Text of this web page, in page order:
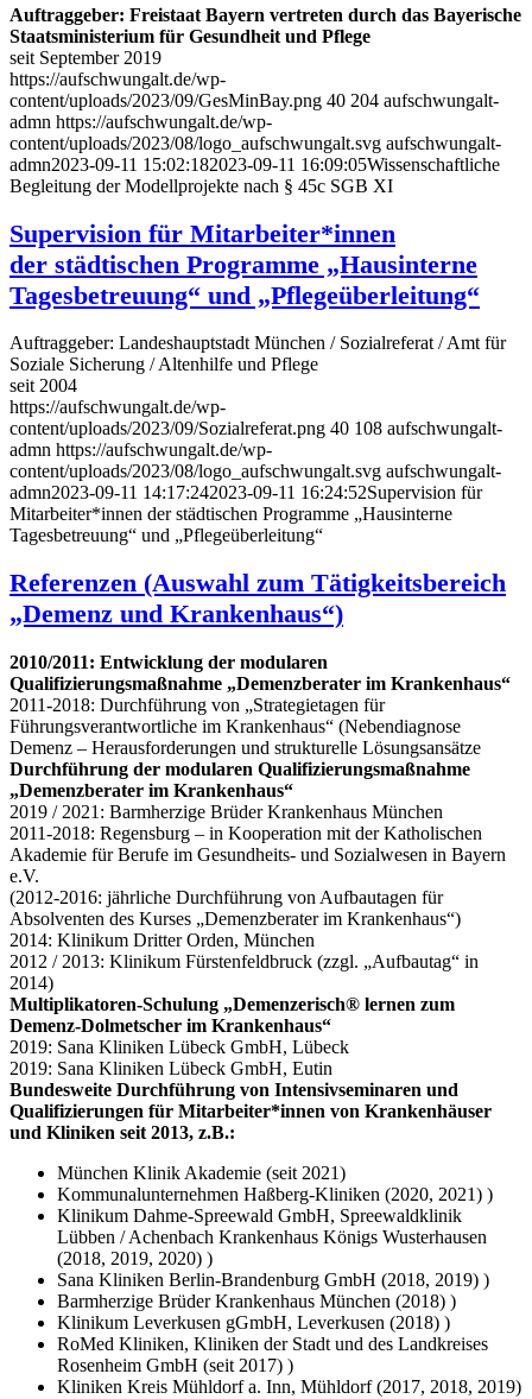
Auftraggeber: Freistaat Bayern vertreten durch das Bayerische
Staatsministerium für Gesundheit und Pflege
seit September 2019
https://aufschwungalt.de/wp-
content/uploads/2023/09/GesMinBay.png 40 204 aufschwungalt-
admn https://aufschwungalt.de/wp-
content/uploads/2023/08/logo_aufschwungalt.svg aufschwungalt-
admn2023-09-11 15:02:182023-09-11 16:09:05Wissenschaftliche
Begleitung der Modellprojekte nach § 45c SGB XI
Supervision für Mitarbeiter*innen
der städtischen Programme „Hausinterne
Tagesbetreuung“ und „Pflegeüberleitung“
Auftraggeber: Landeshauptstadt München / Sozialreferat / Amt für
Soziale Sicherung / Altenhilfe und Pflege
seit 2004
https://aufschwungalt.de/wp-
content/uploads/2023/09/Sozialreferat.png 40 108 aufschwungalt-
admn https://aufschwungalt.de/wp-
content/uploads/2023/08/logo_aufschwungalt.svg aufschwungalt-
admn2023-09-11 14:17:242023-09-11 16:24:52Supervision für
Mitarbeiter*innen der städtischen Programme „Hausinterne
Tagesbetreuung“ und „Pflegeüberleitung“
Referenzen (Auswahl zum Tätigkeitsbereich
„Demenz und Krankenhaus“)
2010/2011: Entwicklung der modularen
Qualifizierungsmaßnahme „Demenzberater im Krankenhaus“
2011-2018: Durchführung von „Strategietagen für
Führungsverantwortliche im Krankenhaus“ (Nebendiagnose
Demenz – Herausforderungen und strukturelle Lösungsansätze
Durchführung der modularen Qualifizierungsmaßnahme
„Demenzberater im Krankenhaus“
2019 / 2021: Barmherzige Brüder Krankenhaus München
2011-2018: Regensburg – in Kooperation mit der Katholischen
Akademie für Berufe im Gesundheits- und Sozialwesen in Bayern
e.V.
(2012-2016: jährliche Durchführung von Aufbautagen für
Absolventen des Kurses „Demenzberater im Krankenhaus“)
2014: Klinikum Dritter Orden, München
2012 / 2013: Klinikum Fürstenfeldbruck (zzgl. „Aufbautag“ in
2014)
Multiplikatoren-Schulung „Demenzerisch® lernen zum
Demenz-Dolmetscher im Krankenhaus“
2019: Sana Kliniken Lübeck GmbH, Lübeck
2019: Sana Kliniken Lübeck GmbH, Eutin
Bundesweite Durchführung von Intensivseminaren und
Qualifizierungen für Mitarbeiter*innen von Krankenhäuser
und Kliniken seit 2013, z.B.:
München Klinik Akademie (seit 2021)
Kommunalunternehmen Haßberg-Kliniken (2020, 2021) )
Klinikum Dahme-Spreewald GmbH, Spreewaldklinik
Lübben / Achenbach Krankenhaus Königs Wusterhausen
(2018, 2019, 2020) )
Sana Kliniken Berlin-Brandenburg GmbH (2018, 2019) )
Barmherzige Brüder Krankenhaus München (2018) )
Klinikum Leverkusen gGmbH, Leverkusen (2018) )
RoMed Kliniken, Kliniken der Stadt und des Landkreises
Rosenheim GmbH (seit 2017) )
Kliniken Kreis Mühldorf a. Inn, Mühldorf (2017, 2018, 2019)